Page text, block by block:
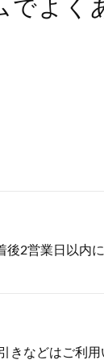
2営業日以内
きなどはご利